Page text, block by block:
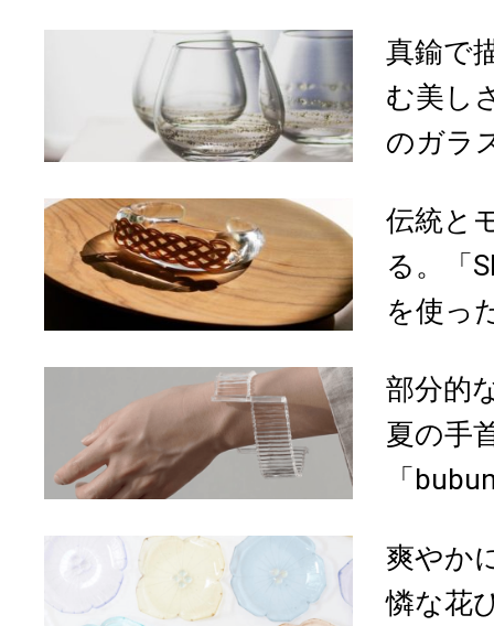
真鍮で
む美し
のガラ
伝統と
る。「
を使っ
部分的
夏の手
「
爽やか
憐な花